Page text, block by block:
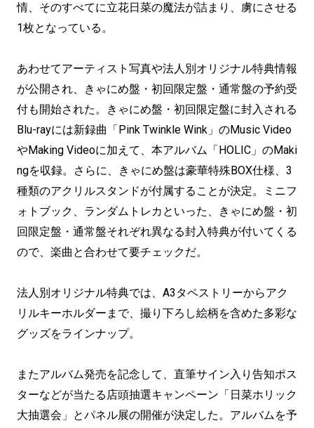
情、そのすべてに立花日菜の魔法が詰まり、虜にさせる
1枚となっている。
あわせてアーティスト写真や法人別オリジナル特典情報
が公開され、きゃにめ盤・初回限定盤・通常盤の予約受
付も開始された。きゃにめ盤・初回限定盤に封入される
Blu-rayには新録曲「Pink Twinkle Wink」のMusic Video
やMaking Videoに加えて、本アルバム「HOLIC」のMaki
ngを収録。さらに、きゃにめ盤は豪華特殊BOX仕様、3
種類のアクリルスタンドが付属することが決定。ミニフ
ォトブック、ランダムトレカといった、きゃにめ盤・初
回限定盤・通常盤それぞれ異なる封入特典が付いてくる
ので、楽曲と合わせて要チェックだ。
法人別オリジナル特典では、A3タペストリーからアク
リルキーホルダーまで、撮り下ろし絵柄を含めた多彩な
グッズをラインナップ。
またアルバム発売を記念して、直筆サイン入り告知ポス
ターなどが当たる店頭抽選キャンペーン「日菜ホリック
大抽選会」とパネル展の開催が決定した。アルバムを予